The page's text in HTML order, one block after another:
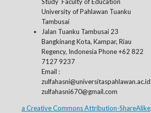
University of Pahlawan Tuanku
Tambusai
Jalan Tuanku Tambusai 23
Bangkinang Kota, Kampar, Riau
Regency, Indonesia Phone +62 822
7127 9237
Email :
zulfahasni@universitaspahlawan.ac.id
zulfahasni670@gmail.com
a Creative Commons Attribution-ShareAlike